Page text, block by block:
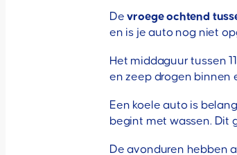
Devroege ochtend
en is je auto nog niet
Het middaguur tussen
en zeep drogen binnen
Een koele auto is
begint met wassen. Dit
De avonduren hebben